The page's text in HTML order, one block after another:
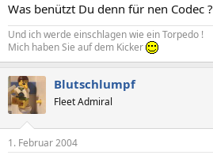
Was benützt Du denn für nen Codec ?
Und ich werde einschlagen wie ein Torpedo !
Mich haben Sie auf dem Kicker
Blutschlumpf
Fleet Admiral
1. Februar 2004